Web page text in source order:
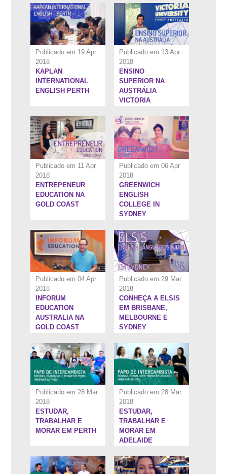
Publicado em 19 Apr
2018
KAPLAN
INTERNATIONAL
ENGLISH PERTH
Publicado em 13 Apr
2018
ENSINO
SUPERIOR NA
AUSTRÁLIA
VICTORIA
Publicado em 11 Apr
2018
4:39''
ENTREPENEUR
EDUCATION NA
GOLD COAST
Publicado em 06 Apr
2018
GREENWICH
ENGLISH
COLLEGE IN
SYDNEY
Publicado em 04 Apr
2018
6:34''
INFORUM
EDUCATION
AUSTRALIA NA
GOLD COAST
Publicado em 29 Mar
2018
CONHEÇA A ELSIS
EM BRISBANE,
MELBOURNE E
SYDNEY
Publicado em 28 Mar
2018
1:24:32''
ESTUDAR,
TRABALHAR E
MORAR EM PERTH
Publicado em 28 Mar
2018
1:22:40''
ESTUDAR,
TRABALHAR E
MORAR EM
ADELAIDE
1:29:24''